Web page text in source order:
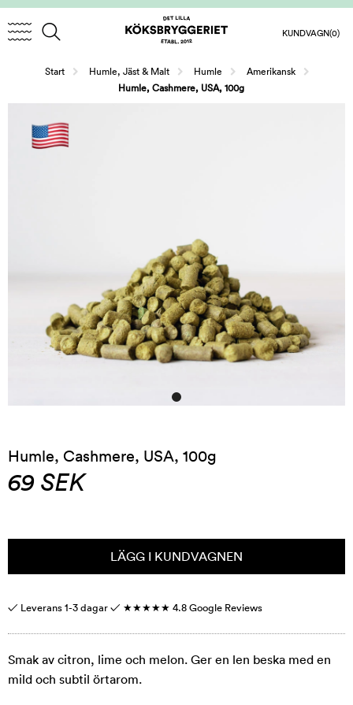
KUNDVAGN(0)
Start Humle, Jäst & Malt Humle
Amerikansk
Humle, Cashmere, USA, 100g
Humle, Cashmere, USA, 100g
69 SEK
LÄGG I KUNDVAGNEN
✓ Leverans 1-3 dagar ✓ ★★★★★ 4.8 Google Reviews
Smak av citron, lime och melon. Ger en len beska med en
mild och subtil örtarom.